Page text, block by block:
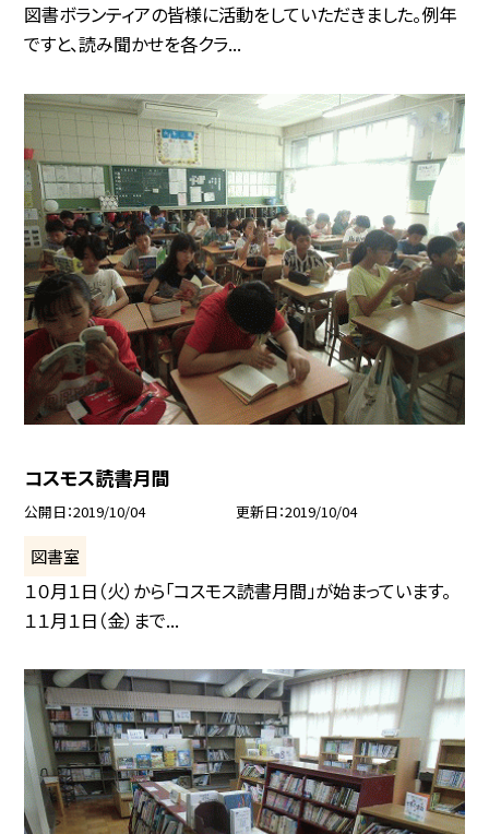
図書ボランティアの皆様に活動をしていただきました。例年
ですと、読み聞かせを各クラ...
コスモス読書月間
公開日 2019/10/04 更新日 2019/10/04
図書室
１０月１日（火）から「コスモス読書月間」が始まっています。
１１月１日（金）まで...